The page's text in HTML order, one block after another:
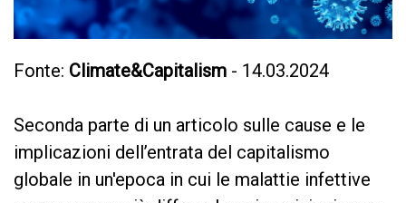
Fonte: Climate&Capitalism - 14.03.2024
Seconda parte di un articolo sulle cause e le
implicazioni dell’entrata del capitalismo
globale in un'epoca in cui le malattie infettive